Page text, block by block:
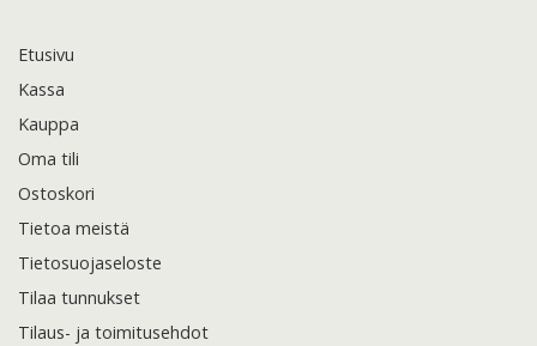
Etusivu
Kassa
Kauppa
Oma tili
Ostoskori
Tietoa meistä
Tietosuojaseloste
Tilaa tunnukset
Tilaus- ja toimitusehdot